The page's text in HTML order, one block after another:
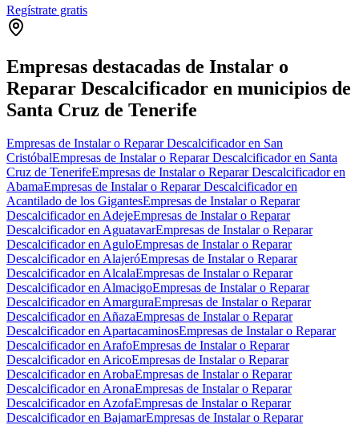
Regístrate gratis
Empresas destacadas de Instalar o
Reparar Descalcificador en municipios de
Santa Cruz de Tenerife
Empresas de Instalar o Reparar Descalcificador en San
CristóbalEmpresas de Instalar o Reparar Descalcificador en Santa
Cruz de TenerifeEmpresas de Instalar o Reparar Descalcificador en
AbamaEmpresas de Instalar o Reparar Descalcificador en
Acantilado de los GigantesEmpresas de Instalar o Reparar
Descalcificador en AdejeEmpresas de Instalar o Reparar
Descalcificador en AguatavarEmpresas de Instalar o Reparar
Descalcificador en AguloEmpresas de Instalar o Reparar
Descalcificador en AlajeróEmpresas de Instalar o Reparar
Descalcificador en AlcalaEmpresas de Instalar o Reparar
Descalcificador en AlmacigoEmpresas de Instalar o Reparar
Descalcificador en AmarguraEmpresas de Instalar o Reparar
Descalcificador en AñazaEmpresas de Instalar o Reparar
Descalcificador en ApartacaminosEmpresas de Instalar o Reparar
Descalcificador en ArafoEmpresas de Instalar o Reparar
Descalcificador en AricoEmpresas de Instalar o Reparar
Descalcificador en ArobaEmpresas de Instalar o Reparar
Descalcificador en AronaEmpresas de Instalar o Reparar
Descalcificador en AzofaEmpresas de Instalar o Reparar
Descalcificador en BajamarEmpresas de Instalar o Reparar